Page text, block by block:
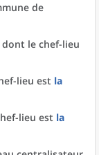
de
dont le chef-lieu
lieu est la
lieu est la